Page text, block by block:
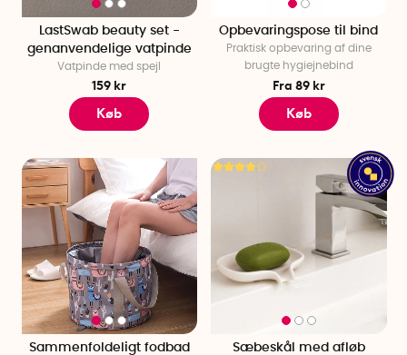
LastSwab beauty set -
genanvendelige vatpinde
Vatpinde med spejl
159 kr
Køb
Opbevaringspose til bind
Praktisk opbevaring af dine
brugte hygiejnebind
Fra 89 kr
Køb
Sammenfoldeligt fodbad Sæbeskål med afløb